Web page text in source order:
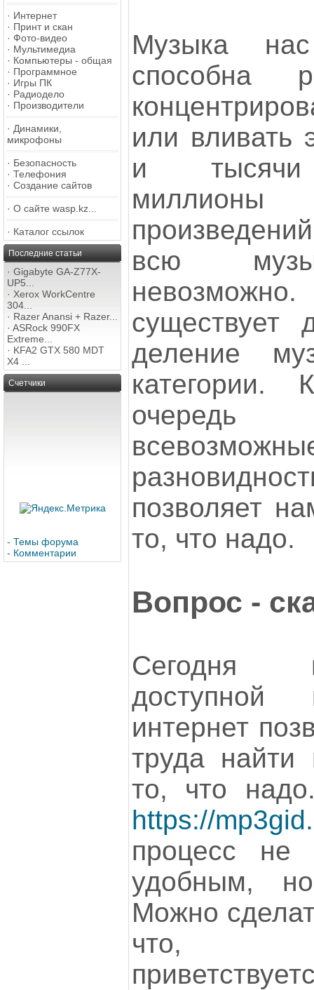
· Интернет
· Принт и скан
· Фото-видео
· Мультимедиа
· Компьютеры - общая
· Программное
· Игры ПК
· Радиодело
· Производители
· Динамики,
микрофоны
· Безопасность
· Телефония
· Создание сайтов
· О сайте wasp.kz...
· Каталог ссылок
Последние статьи
· Gigabyte GA-Z77X-
UP5...
· Xerox WorkCentre
304...
· Razer Anansi + Razer...
· ASRock 990FX
Extreme...
· KFA2 GTX 580 MDT
X4 ...
Счетчики
- Темы форума
- Комментарии
Музыка
способна
или вливать
и тысячи
всю
существует
деление
позволяет
то, что надо.
Вопрос -
Сегодня
интернет
труда найти
то, что
https://
процесс не
удобным,
Можно
что,